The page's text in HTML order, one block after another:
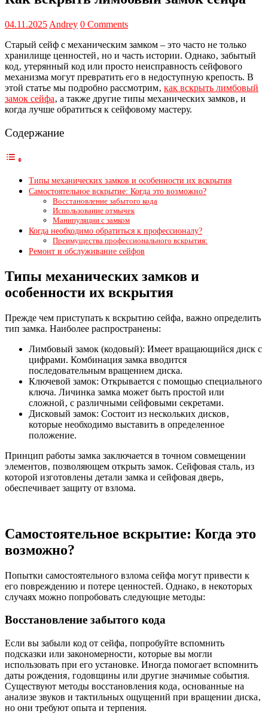
04.11.2025 Andrey 0 Comments
Старый сейф с механическим замком – это часто не только
хранилище ценностей‚ но и часть истории. Однако‚ забытый
код‚ утерянный код или просто неисправность сейфового
механизма могут превратить его в недоступную крепость. В
этой статье мы подробно рассмотрим‚ как вскрыть лимбовый
замок сейфа‚ а также другие типы механических замков‚ и
когда лучше обратиться к сейфовому мастеру.
Содержание
Типы механических замков и особенности их вскрытия
Самостоятельное вскрытие: Когда это возможно?
Восстановление забытого кода
Использование отмычек
Манипуляции с замком
Когда необходимо обратиться к профессионалу?
Преимущества профессионального вскрытия:
Ремонт и обслуживание сейфов
Типы механических замков и
особенности их вскрытия
Прежде чем приступать к вскрытию сейфа‚ важно определить
тип замка. Наиболее распространены:
Лимбовый замок (кодовый): Имеет вращающийся диск с
цифрами. Комбинация замка вводится
последовательным вращением диска.
Ключевой замок: Открывается с помощью специального
ключа. Личинка замка может быть простой или
сложной‚ с различными сейфовыми секретами.
Дисковый замок: Состоит из нескольких дисков‚
которые необходимо выставить в определенное
положение.
Принцип работы замка заключается в точном совмещении
элементов‚ позволяющем открыть замок. Сейфовая сталь‚ из
которой изготовлены детали замка и сейфовая дверь‚
обеспечивает защиту от взлома.
Самостоятельное вскрытие: Когда это
возможно?
Попытки самостоятельного взлома сейфа могут привести к
его повреждению и потере ценностей. Однако‚ в некоторых
случаях можно попробовать следующие методы:
Восстановление забытого кода
Если вы забыли код от сейфа‚ попробуйте вспомнить
подсказки или закономерности‚ которые вы могли
использовать при его установке. Иногда помогает вспомнить
даты рождения‚ годовщины или другие значимые события.
Существуют методы восстановления кода‚ основанные на
анализе звуков и тактильных ощущений при вращении диска‚
но они требуют опыта и терпения.